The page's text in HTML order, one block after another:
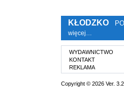
KŁODZKO
więcej…
WYDAWNICTWO
KONTAKT
REKLAMA
Copyright © 2026 Ver.